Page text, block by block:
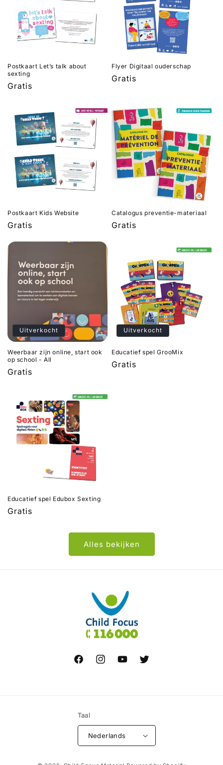
Postkaart Let’s talk about
sexting
Normale
Gratis
Flyer Digitaal ouderschap
Normale
Gratis
Postkaart Kids Website
Normale
Gratis
Catalogus preventie-materiaal
Normale
Gratis
Uitverkocht
Weerbaar zijn online, start ook
op school - All
Normale
Gratis
Uitverkocht
Educatief spel GrooMix
Normale
Gratis
Educatief spel Edubox Sexting
Normale
Gratis
Alles bekijken
FacebookInstagramYouTubeTwitter
Taal
Nederlands